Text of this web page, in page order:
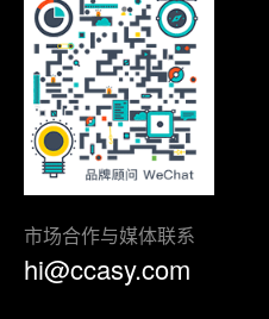
市场合作与媒体联系
hi@ccasy.com